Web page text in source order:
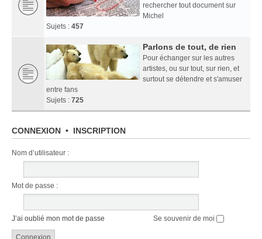
rechercher tout document sur
Michel
Sujets : 457
Parlons de tout, de rien
Pour échanger sur les autres
artistes, ou sur tout, sur rien, et
surtout se détendre et s'amuser
entre fans
Sujets : 725
CONNEXION • INSCRIPTION
Nom d’utilisateur :
Mot de passe :
J’ai oublié mon mot de passe Se souvenir de moi